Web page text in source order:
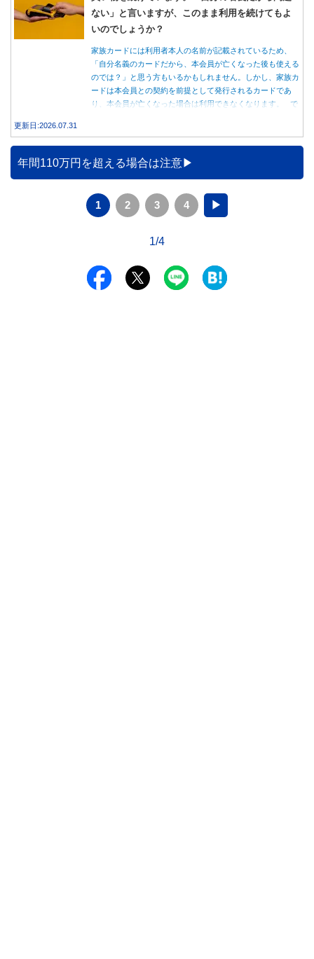
ない」と言いますが、このまま利用を続けてもよ
いのでしょうか？
家族カードには利用者本人の名前が記載されているため、
「自分名義のカードだから、本会員が亡くなった後も使える
のでは？」と思う方もいるかもしれません。しかし、家族カ
ードは本会員との契約を前提として発行されるカードであ
り、本会員が亡くなった場合は利用できなくなります。 で
族が行うべき手続きについて分かりやすく解説します。
更新日:2026.07.31
年間110万円を超える場合は注意
1 2 3 4 ▶
1/4